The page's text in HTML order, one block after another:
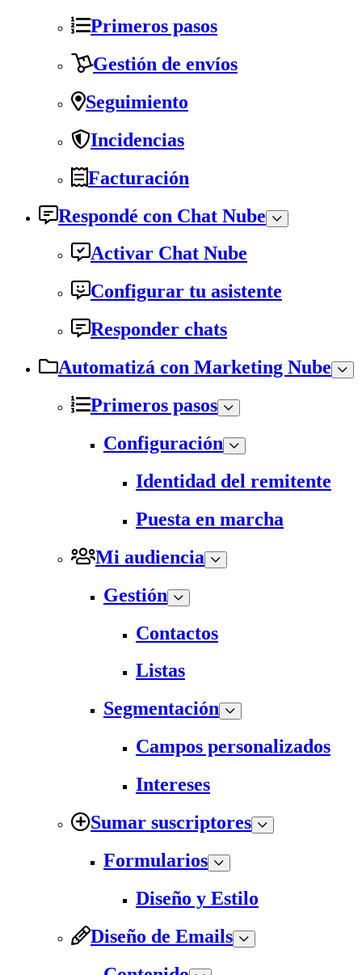
Primeros pasos
Gestión de envíos
Seguimiento
Incidencias
Facturación
Respondé con Chat Nube
Activar Chat Nube
Configurar tu asistente
Responder chats
Automatizá con Marketing Nube
Primeros pasos
Configuración
Identidad del remitente
Puesta en marcha
Mi audiencia
Gestión
Contactos
Listas
Segmentación
Campos personalizados
Intereses
Sumar suscriptores
Formularios
Diseño y Estilo
Diseño de Emails